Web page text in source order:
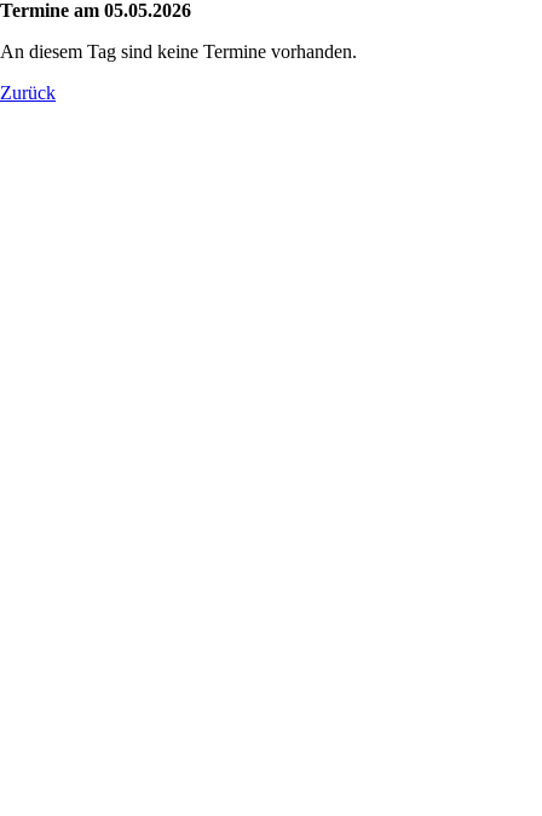
Termine am 05.05.2026
An diesem Tag sind keine Termine vorhanden.
Zurück